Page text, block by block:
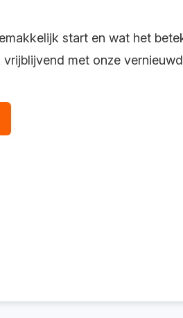
start en wat het
vrijblijvend met onze